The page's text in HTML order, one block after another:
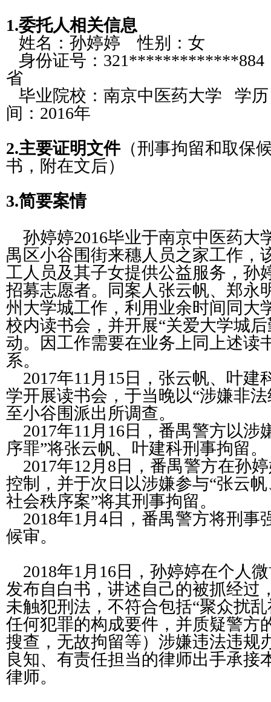
1.委托人相关信息
姓名：孙婷婷
性别：女
身份证号：
省
毕业院校：南京中医药大学
学
间： 2016年
2.主要证明文件（刑事拘留和取保
书，附在文后）
3.简要案情
孙婷婷2016毕业于南京中医药大
禺区小谷围街来穗人员之家工作，
工人员及其子女提供公益服务，孙
招募志愿者。同案人张云帆、郑永
州大学城工作，利用业余时间同大
校内读书会，并开展“关爱大学城
动。因工作需要在业务上同上述读
系。
2017年11 月 15 日，张云帆、叶建
学开展读书会，于当晚以“涉嫌非
至小谷围派出所调查。
2017年11 月 16日，番禺警方以涉
序罪”将张云帆、叶建科刑事拘留。
2017年12月 8 日，番禺警方在孙
控制，并于次日以涉嫌参与“张云
社会秩序案”将其刑事拘留。
2018年1 月 4日，番禺警方将刑事
候审。
2018年1 月 16日，孙婷婷在个人
发布自白书，讲述自己的被抓经过
未触犯刑法，不符合包括“聚众扰
任何犯罪的构成要件，并质疑警方
搜查，无故拘留等）涉嫌违法违规
良知、有责任担当的律师出手承接
律师。